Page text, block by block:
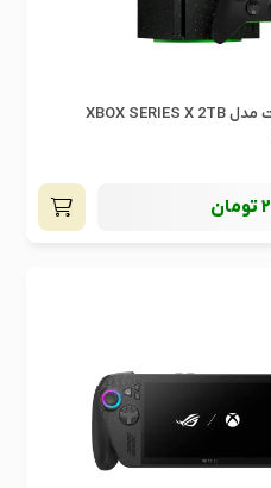
کنسول ماکروسافت مدل XBOX SERIES X 2TB
تومان